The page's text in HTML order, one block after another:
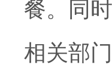
餐。同
相关部